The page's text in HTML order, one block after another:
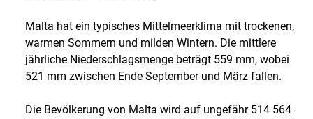
Malta hat ein typisches Mittelmeerklima mit trockenen,
warmen Sommern und milden Wintern. Die mittlere
jährliche Niederschlagsmenge beträgt 559 mm, wobei
521 mm zwischen Ende September und März fallen.
Die Bevölkerung von Malta wird auf ungefähr 514 564